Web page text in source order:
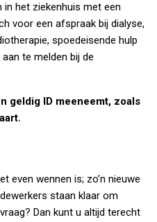
in het ziekenhuis met een
voor een afspraak bij dialyse,
spoedeisende hulp
te melden bij de
geldig ID meeneemt, zoals
even wennen is; zo’n nieuwe
staan klaar om
Dan kunt u altijd terecht